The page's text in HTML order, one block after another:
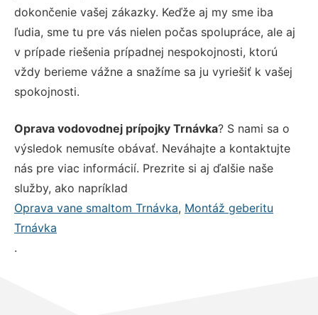
dokončenie vašej zákazky. Keďže aj my sme iba
ľudia, sme tu pre vás nielen počas spolupráce, ale aj
v prípade riešenia prípadnej nespokojnosti, ktorú
vždy berieme vážne a snažíme sa ju vyriešiť k vašej
spokojnosti.
Oprava vodovodnej prípojky Trnávka? S nami sa o
výsledok nemusíte obávať. Neváhajte a kontaktujte
nás pre viac informácií. Prezrite si aj ďalšie naše
služby, ako napríklad
Oprava vane smaltom Trnávka, Montáž geberitu
Trnávka
.